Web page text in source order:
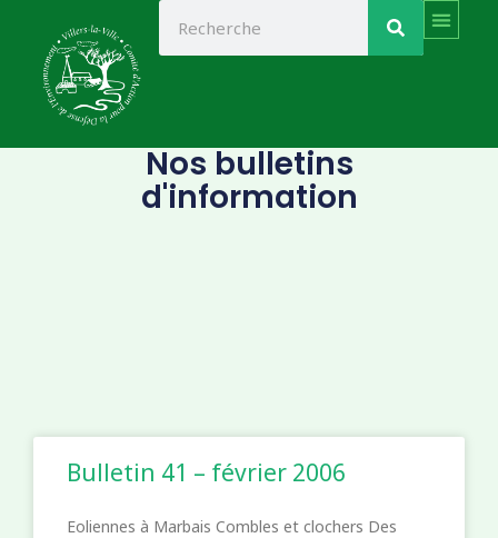
content
Nos bulletins
d'information
Bulletin 41 – février 2006
Eoliennes à Marbais Combles et clochers Des